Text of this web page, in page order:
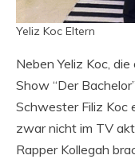
Yeliz Koc Eltern
Neben Yeliz Koc,
Show “Der
Schwester Filiz Koc
zwar nicht im TV
Rapper Kollegah